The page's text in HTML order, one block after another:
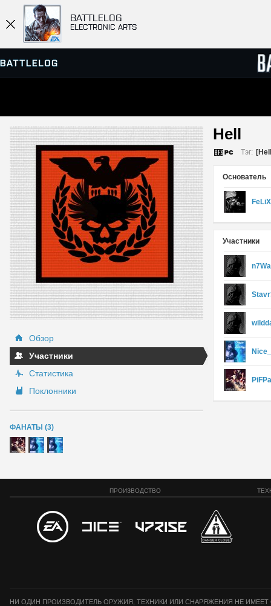
BATTLELOG
ELECTRONIC ARTS
ПРОСМОТР СЕРВЕРОВ
МАТЧИ
Обзор
Участники
Статистика
Поклонники
ФАНАТЫ (3)
Hell
Тэг:
Основатель
Участники
ПРОИЗВОДСТВО
НИ ОДИН ПРОИЗВОДИТЕЛЬ ОРУЖИЯ, ТЕХНИКИ ИЛИ СНАРЯЖЕНИЯ НЕ